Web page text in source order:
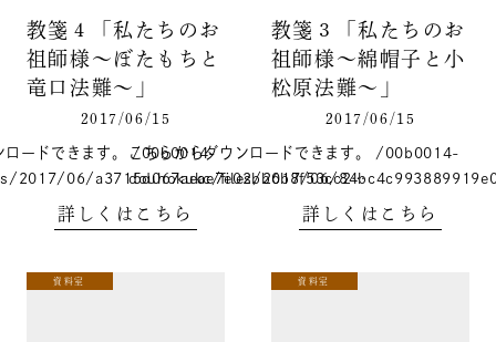
教箋４「私たちのお
祖師様～ぼたもちと
竜口法難～」
2017/06/15
ロードできます。 /00b0014-
2017/06/a3715d067aeae7e02bb6b8f53cc2…
詳しくはこちら
教箋３「私たちのお
祖師様～綿帽子と小
松原法難～」
2017/06/15
こちらからダウンロードできます。 /00b0014-
douhokukc/files/2017/06/
詳しくはこちら
資料室 資料室